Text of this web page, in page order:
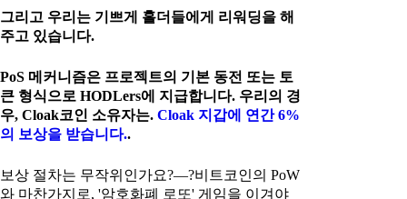
그리고 우리는 기쁘게 홀더들에게 리워딩을 해
주고 있습니다.
PoS 메커니즘은 프로젝트의 기본 동전 또는 토
큰 형식으로 HODLers에 지급합니다. 우리의 경
우, Cloak코인 소유자는. Cloak 지갑에 연간 6%
의 보상을 받습니다..
보상 절차는 무작위인가요?—?비트코인의 PoW
와 마찬가지로, '암호화폐 로또' 게임을 이겨야